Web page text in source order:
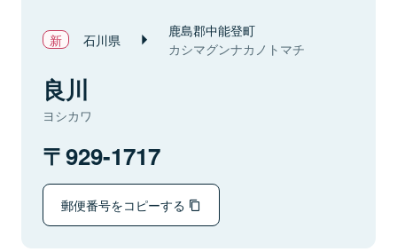
石川県 鹿島郡中能登町
カシマグンナカノトマチ
良川
ヨシカワ
929-1717
郵便番号をコピーする